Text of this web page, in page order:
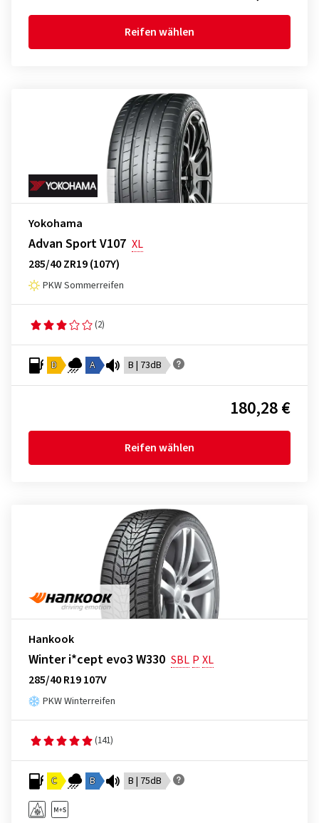
Reifen wählen
Yokohama
Advan Sport V107 XL
285/40 ZR19 (107Y)
PKW Sommerreifen
(2)
D A B | 73dB
180,28 €
Reifen wählen
Hankook
Winter i*cept evo3 W330 SBL P XL
285/40 R19 107V
PKW Winterreifen
(141)
C B B | 75dB